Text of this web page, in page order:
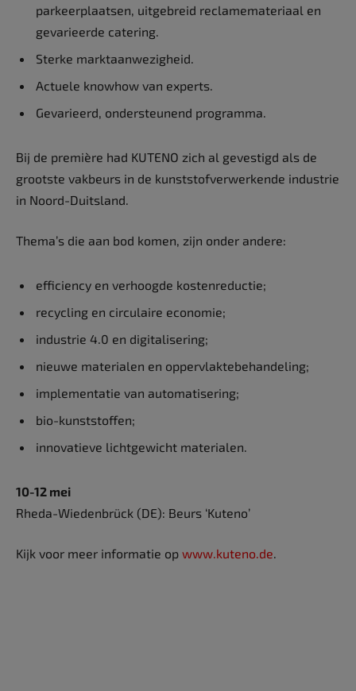
parkeerplaatsen, uitgebreid reclamemateriaal en
gevarieerde catering.
Sterke marktaanwezigheid.
Actuele knowhow van experts.
Gevarieerd, ondersteunend programma.
Bij de première had KUTENO zich al gevestigd als de
grootste vakbeurs in de kunststofverwerkende industrie
in Noord-Duitsland.
Thema’s die aan bod komen, zijn onder andere:
efficiency en verhoogde kostenreductie;
recycling en circulaire economie;
industrie 4.0 en digitalisering;
nieuwe materialen en oppervlaktebehandeling;
implementatie van automatisering;
bio-kunststoffen;
innovatieve lichtgewicht materialen.
10-12 mei
Rheda-Wiedenbrück (DE): Beurs ‘Kuteno’
Kijk voor meer informatie op www.kuteno.de.